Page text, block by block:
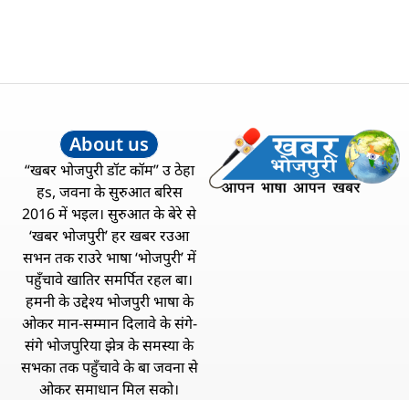
About us
“खबर भोजपुरी डॉट कॉम” उ ठेहा
हs, जवना के सुरुआत बरिस
2016 में भइल। सुरुआत के बेरे से
‘खबर भोजपुरी’ हर खबर रउआ
सभन तक राउरे भाषा ‘भोजपुरी’ में
पहुँचावे खातिर समर्पित रहल बा।
हमनी के उद्देश्य भोजपुरी भाषा के
ओकर मान-सम्मान दिलावे के संगे-
संगे भोजपुरिया झेत्र के समस्या के
सभका तक पहुँचावे के बा जवना से
ओकर समाधान मिल सको।